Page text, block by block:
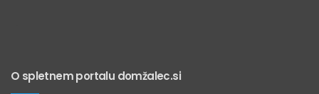
O spletnem portalu domžalec.si